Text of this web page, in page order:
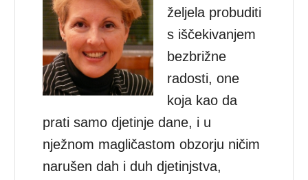
željela probuditi
s iščekivanjem
bezbrižne
radosti, one
koja kao da
prati samo djetinje dane, i u
nježnom magličastom obzorju ničim
narušen dah i duh djetinjstva,